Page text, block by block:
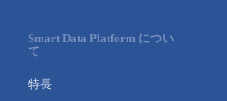
Smart Data Platform につい
て
特長